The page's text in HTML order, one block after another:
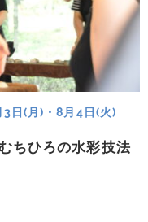
日(月)・8月4日(火)
ちひろの水彩技法